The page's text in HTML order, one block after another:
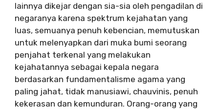
lainnya dikejar dengan sia-sia oleh pengadilan di
negaranya karena spektrum kejahatan yang
luas, semuanya penuh kebencian, memutuskan
untuk melenyapkan dari muka bumi seorang
penjahat terkenal yang melakukan
kejahatannya sebagai kepala negara
berdasarkan fundamentalisme agama yang
paling jahat, tidak manusiawi, chauvinis, penuh
kekerasan dan kemunduran. Orang-orang yang